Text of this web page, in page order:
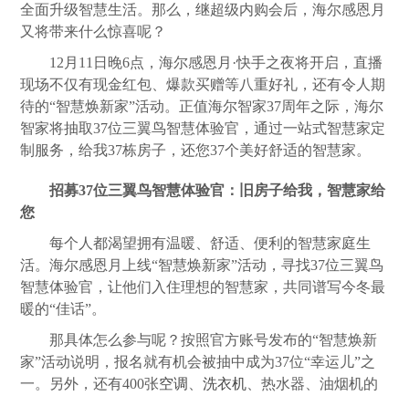
全面升级智慧生活。那么，继超级内购会后，海尔感恩月
又将带来什么惊喜呢？
12月11日晚6点，海尔感恩月·快手之夜将开启，直播
现场不仅有现金红包、爆款买赠等八重好礼，还有令人期
待的“智慧焕新家”活动。正值海尔智家37周年之际，海尔
智家将抽取37位三翼鸟智慧体验官，通过一站式智慧家定
制服务，给我37栋房子，还您37个美好舒适的智慧家。
招募37位三翼鸟智慧体验官：旧房子给我，智慧家给
您
每个人都渴望拥有温暖、舒适、便利的智慧家庭生
活。海尔感恩月上线“智慧焕新家”活动，寻找37位三翼鸟
智慧体验官，让他们入住理想的智慧家，共同谱写今冬最
暖的“佳话”。
那具体怎么参与呢？按照官方账号发布的“智慧焕新
家”活动说明，报名就有机会被抽中成为37位“幸运儿”之
一。另外，还有400张空调 、洗衣机 、热水器、油烟机的